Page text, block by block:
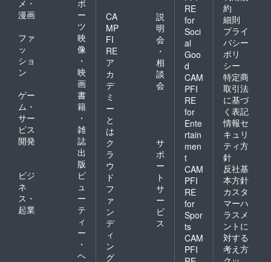
メ・
漫画
ポ
ー
ツ
ファ
ッ
ショ
ン
映
像
・
映
画
ゲー
ム・
サー
ビス
開発
書
籍
・
雑
誌
出
版
ビジ
ネ
ス・
起業
ビ
ュ
ー
テ
ィ
ー
・
ヘ
CA
MP
FI
RE
ア
カ
デ
ミ
ー
と
は
説
明
会
・
相
談
会
ク
ラ
ウ
ド
フ
ァ
ン
デ
ィ
ン
グ
サ
ポ
ー
ト
サ
ー
ビ
ス
RE
for
Soci
al
Goo
d
CAM
PFI
RE
for
Ente
rtain
men
t
CAM
PFI
RE
for
Spor
ts
CAM
PFI
約
細則
プライ
バシー
ポリ
シー
特定商
取引法
に基づ
く表記
情報セ
キュリ
ティ方
針
反社基
本方針
カスタ
マーハ
ラスメ
ントに
対する
考え方